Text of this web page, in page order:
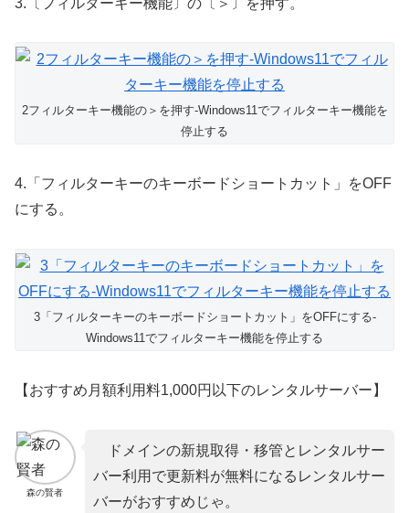
2フィルターキー機能の＞を押す-Windows11でフィルターキー機能を
停止する
4.「フィルターキーのキーボードショートカット」をOFF
にする。
3「フィルターキーのキーボードショートカット」をOFFにする-
Windows11でフィルターキー機能を停止する
【おすすめ月額利用料1,000円以下のレンタルサーバー】
森の賢者
ドメインの新規取得・移管とレンタルサー
バー利用で更新料が無料になるレンタルサー
バーがおすすめじゃ。